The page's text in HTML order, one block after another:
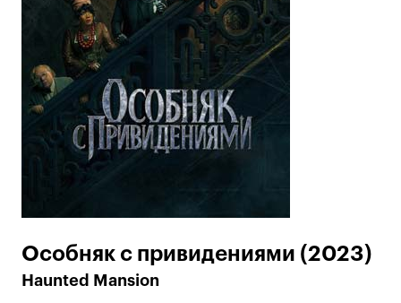
Особняк с привидениями (2023)
Haunted Mansion